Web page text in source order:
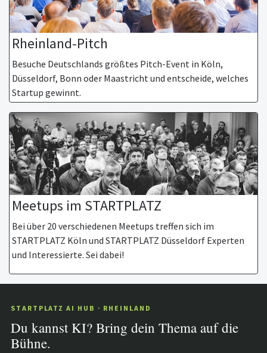
Rheinland-Pitch
Besuche Deutschlands größtes Pitch-Event in Köln,
Düsseldorf, Bonn oder Maastricht und entscheide, welches
Startup gewinnt.
Meetups im STARTPLATZ
Bei über 20 verschiedenen Meetups treffen sich im
STARTPLATZ Köln und STARTPLATZ Düsseldorf Experten
und Interessierte. Sei dabei!
STARTPLATZ AI HUB · RHEINLAND
Du kannst KI? Bring dein Thema auf die
Bühne.